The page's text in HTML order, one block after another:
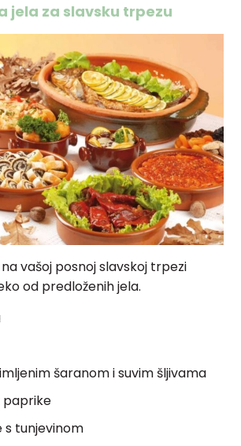
jela za slavsku trpezu
vašoj posnoj slavskoj trpezi
od predloženih jela.
šaranom i suvim šljivama
paprike
s tunjevinom